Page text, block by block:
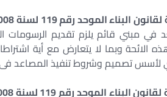
مبني قائم يلزم تقديم الرسومات
الائحة وبما لا يتعارض مع أية
لأسس تصميم وشروط تنفيذ المصاعد فى